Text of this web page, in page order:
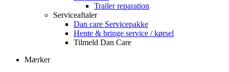
Trailer reparation
Serviceaftaler
Dan care Servicepakke
Hente & bringe service / kørsel
Tilmeld Dan Care
Mærker